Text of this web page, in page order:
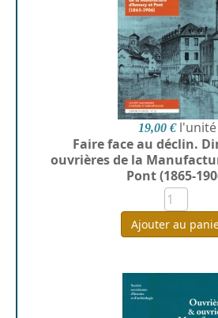
19,00 € l'unité
Faire face au déclin.
ouvrières de la
Pont (1865-
Ajouter au